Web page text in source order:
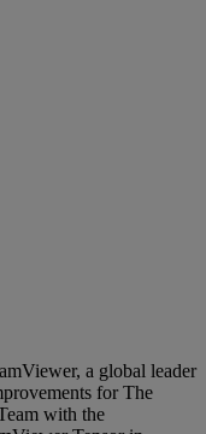
a global leader
for The
with the